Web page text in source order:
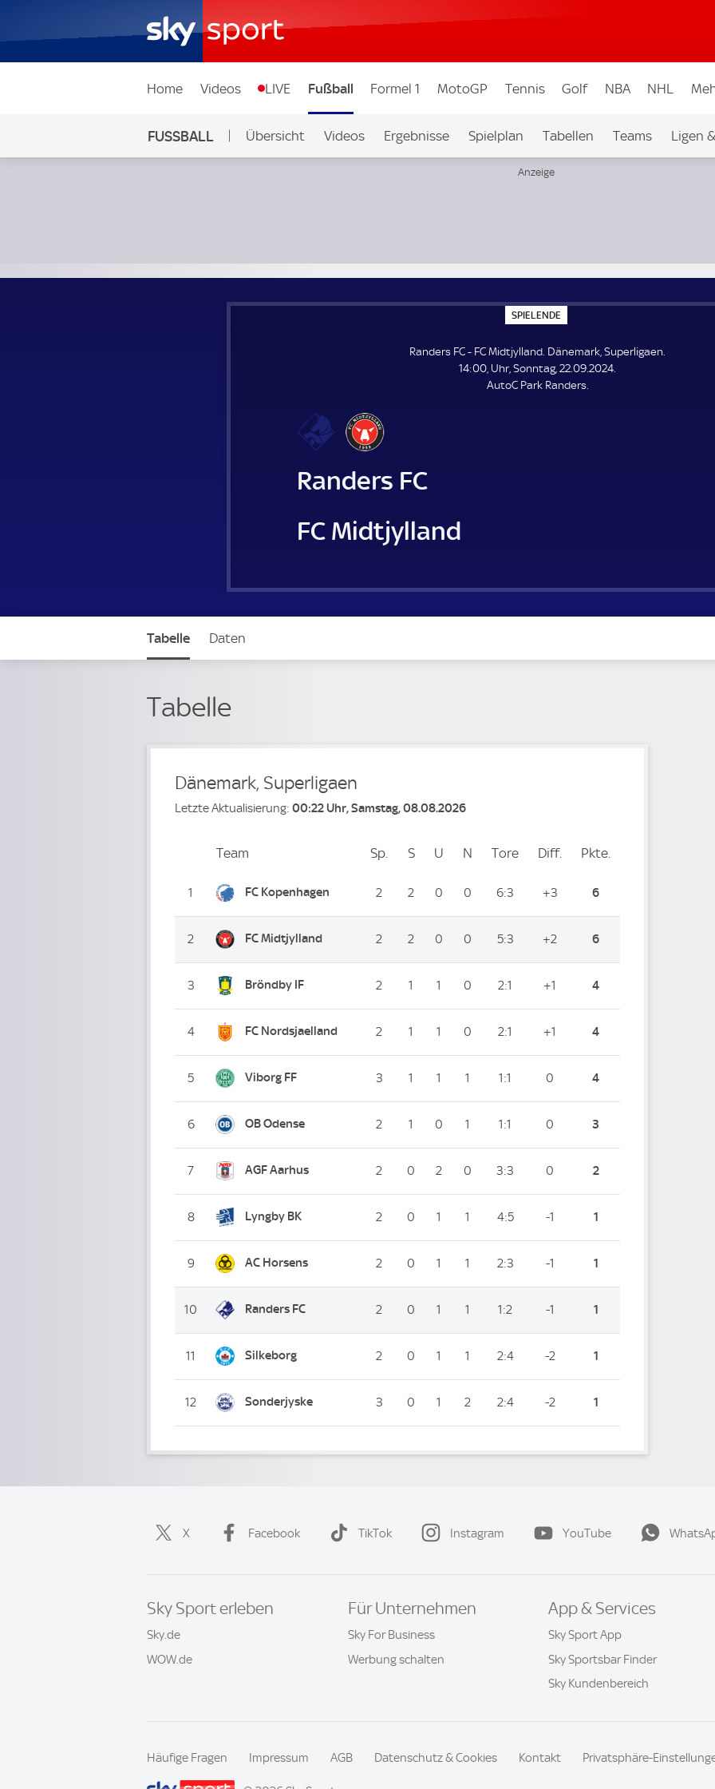
Home Videos LIVE Fußball Formel 1 MotoGP Tennis Golf NBA NHL
FUSSBALL Übersicht Videos Ergebnisse Spielplan Tabellen Teams Ligen
SPIELENDE
P
E
L
E
N
Randers FC - FC Midtjylland. Dänemark, Superligaen.
14:00, Uhr, Sonntag, 22.09.2024.
AutoC Park Randers.
Randers FC
FC Midtjylland
Tabelle Daten
Tabelle
Dänemark, Superligaen
Letzte Aktualisierung: 00:22 Uhr, Samstag, 08.08.2026
PlatzTeam Sp. Spiele
SSiege
U Unentschieden
N Niederlagen
Tore ToreDiff. Differenz
Pkte.
1 FC Kopenhagen 2 2 0 0 6:3 +3 6
2 FC Midtjylland 2 2 0 0 5:3 +2 6
3 Bröndby IF 2 1 1 0 2:1 +1 4
4 FC Nordsjaelland 2 1 1 0 2:1 +1 4
5 Viborg FF 3 1 1 1 1:1 0 4
6 OB Odense 2 1 0 1 1:1 0 3
7 AGF Aarhus 2 0 2 0 3:3 0 2
8 Lyngby BK 2 0 1 1 4:5 -1 1
9 AC Horsens 2 0 1 1 2:3 -1 1
10 Randers FC 2 0 1 1 1:2 -1 1
11 Silkeborg 2 0 1 1 2:4 -2 1
12 Sonderjyske 3 0 1 2 2:4 -2 1
X Facebook TikTok Instagram YouTube
Sky Sport erleben
Sky.de
WOW.de
Für Unternehmen
Sky For Business
Werbung schalten
App & Services
Sky Sport App
Sky Sportsbar Finder
Sky Kundenbereich
Häufige Fragen Impressum AGB Datenschutz & Cookies Kontakt Privatsphäre-